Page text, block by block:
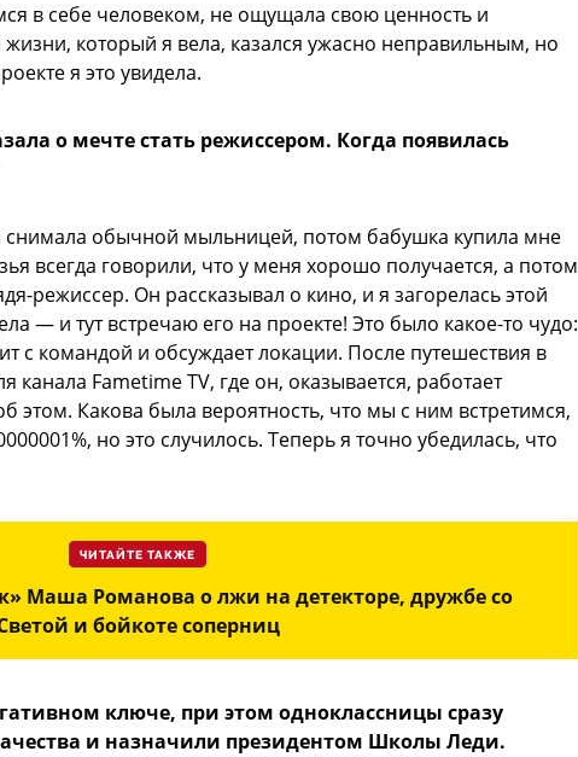
в себе человеком, не ощущала свою ценность и
который я вела, казался ужасно неправильным, но
я это увидела.
о мечте стать режиссером. Когда появилась
снимала обычной мыльницей, потом бабушка купила мне
всегда говорили, что у меня хорошо получается, а потом
режиссер. Он рассказывал о кино, и я загорелась этой
— и тут встречаю его на проекте! Это было какое-то чудо:
с командой и обсуждает локации. После путешествия в
канала Fametime TV, где он, оказывается, работает
этом. Какова была вероятность, что мы с ним встретимся,
но это случилось. Теперь я точно убедилась, что
ЧИТАЙТЕ ТАКЖЕ
Маша Романова о лжи на детекторе, дружбе со
и бойкоте соперниц
ключе, при этом одноклассницы сразу
и назначили президентом Школы Леди.